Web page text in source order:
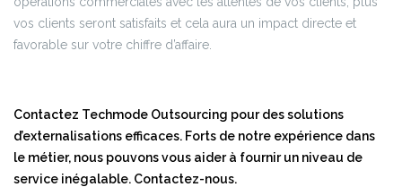
vos clients seront satisfaits et cela aura un impact directe et
favorable sur votre chiffre d’affaire.
Contactez Techmode Outsourcing pour des solutions
d’externalisations efficaces. Forts de notre expérience dans
le métier, nous pouvons vous aider à fournir un niveau de
service inégalable. Contactez-nous.